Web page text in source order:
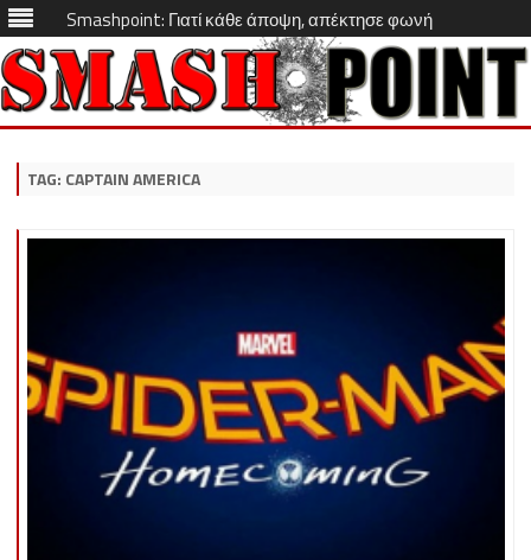
Smashpoint: Γιατί κάθε άποψη, απέκτησε φωνή
Skip
TAG: CAPTAIN AMERICA